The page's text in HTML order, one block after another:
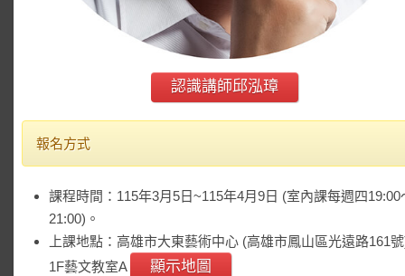
認識講師邱泓璋
報名方式
課程時間：115年3月5日~115年4月9日 (室內課每週四19:00
21:00)。
上課地點：高雄市大東藝術中心 (高雄市鳳山區光遠路161
1F藝文教室A
顯示地圖